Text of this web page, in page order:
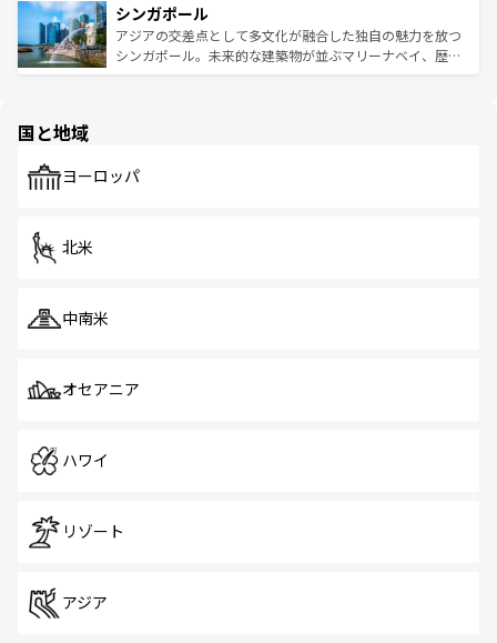
参照してほしい。
激する。気候は一年中温暖で、どの季節にも異なる楽しみ
が待っている。親しみやすいタイの人々、仏教を中心とし
た文化、そして多様な観光資源が、訪れる旅人を魅了し続
み、どこを訪れても感動するはず。観光スポットが密集し
ており、効率よく見どころを回れるのも魅力。息をのむよ
うな絶景から文化的な体験まで、香港を存分に楽しみ尽く
シンガポール
アジアの交差点として多文化が融合した独自の魅力を放つ
シンガポール。未来的な建築物が並ぶマリーナベイ、歴史
で、ホーカーズは地元の風情を楽しめる外せないスポット
国と地域
ヨーロッパ
北米
中南米
オセアニア
ハワイ
リゾート
アジア